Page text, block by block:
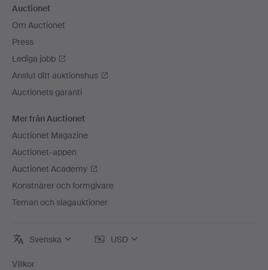
Auctionet
Om Auctionet
Press
Lediga jobb
Anslut ditt auktionshus
Auctionets garanti
Mer från Auctionet
Auctionet Magazine
Auctionet-appen
Auctionet Academy
Konstnärer och formgivare
Teman och slagauktioner
Svenska USD
Villkor